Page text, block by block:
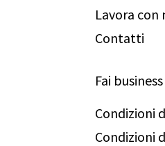
Lavora con
Contatti
Fai
Condizioni
Condizioni